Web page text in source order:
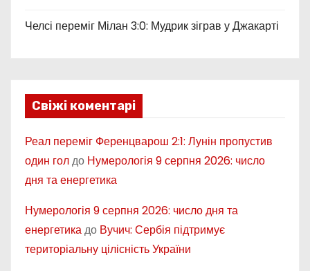
Челсі переміг Мілан 3:0: Мудрик зіграв у Джакарті
Свіжі коментарі
Реал переміг Ференцварош 2:1: Лунін пропустив
один голдо Нумерологія 9 серпня 2026: число
дня та енергетика
Нумерологія 9 серпня 2026: число дня та
енергетикадо Вучич: Сербія підтримує
територіальну цілісність України